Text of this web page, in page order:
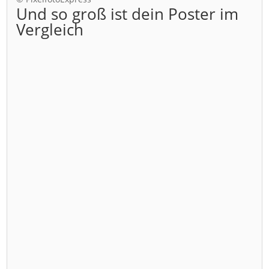
Und so groß ist dein Poster im
Vergleich